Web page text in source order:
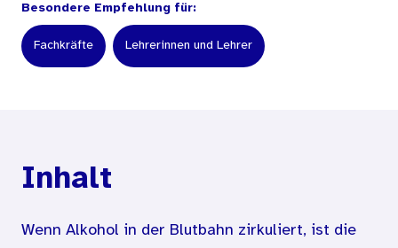
Besondere Empfehlung für:
Fachkräfte Lehrerinnen und Lehrer
Inhalt
Wenn Alkohol in der Blutbahn zirkuliert, ist die